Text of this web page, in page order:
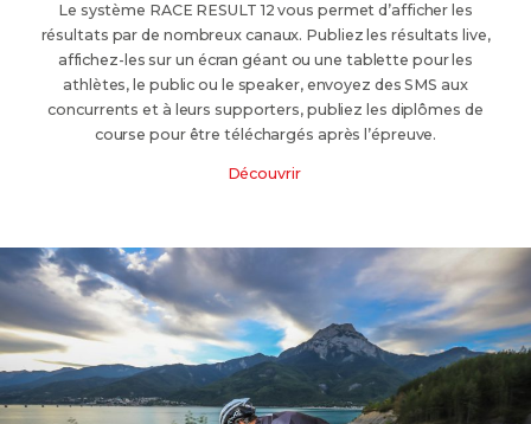
Le système RACE RESULT 12 vous permet d’afficher les
résultats par de nombreux canaux. Publiez les résultats live,
affichez-les sur un écran géant ou une tablette pour les
athlètes, le public ou le speaker, envoyez des SMS aux
concurrents et à leurs supporters, publiez les diplômes de
course pour être téléchargés après l’épreuve.
Découvrir